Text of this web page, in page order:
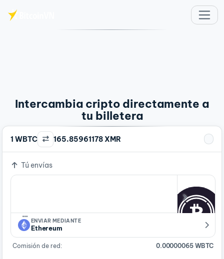
Intercambia cripto directamente a
tu billetera
1 WBTC 165.85961178 XMR
Tú envías
…
ENVIAR MEDIANTE
Ethereum
Comisión de red: 0.00000065 WBTC